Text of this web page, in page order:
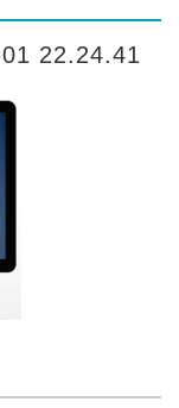
22.24.41